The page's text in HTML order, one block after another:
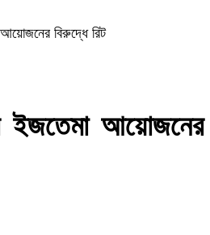
বিরুদ্ধে রিট
ইজতেমা আয়োজনের